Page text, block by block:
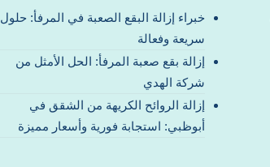
خبراء إزالة البقع الصعبة في المرفأ: حلول
سريعة وفعالة
إزالة بقع صعبة المرفأ: الحل الأمثل من
شركة الهدي
إزالة الروائح الكريهة من الشقق في
أبوظبي: استجابة فورية وأسعار مميزة